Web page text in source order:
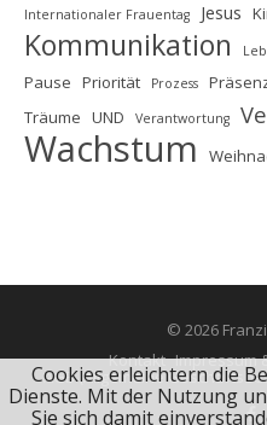
Internationaler Frauentag Jesus
Kommunikation
Pause Priorität Prozess
Träume UND Verantwortung
Wachstum
© 2026
Kontakt Impressum
AGB (Allgemeine
Cookies erleichtern die
Dienste. Mit der Nutzung
Sie sich damit